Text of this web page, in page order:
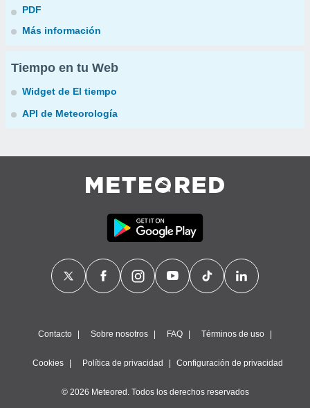
PDF
Más información
Tiempo en tu Web
Widget de El tiempo
API de Meteorología
Contacto Sobre nosotros FAQ Términos de uso
Cookies Política de privacidad Configuración de privacidad
© 2026 Meteored. Todos los derechos reservados